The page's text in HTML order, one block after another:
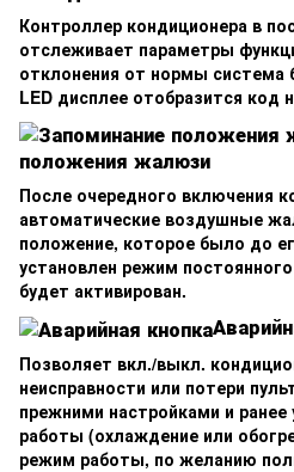
Контроллер кондиционера в
отслеживает параметры
отклонения от нормы система
LED дисплее отобразится код
положения жалюзи
После очередного включения
автоматические воздушные
положение, которое было до
установлен режим
будет активирован.
Позволяет вкл./выкл.
неисправности или потери
прежними настройками и
работы (охлаждение или
режим работы, по желанию